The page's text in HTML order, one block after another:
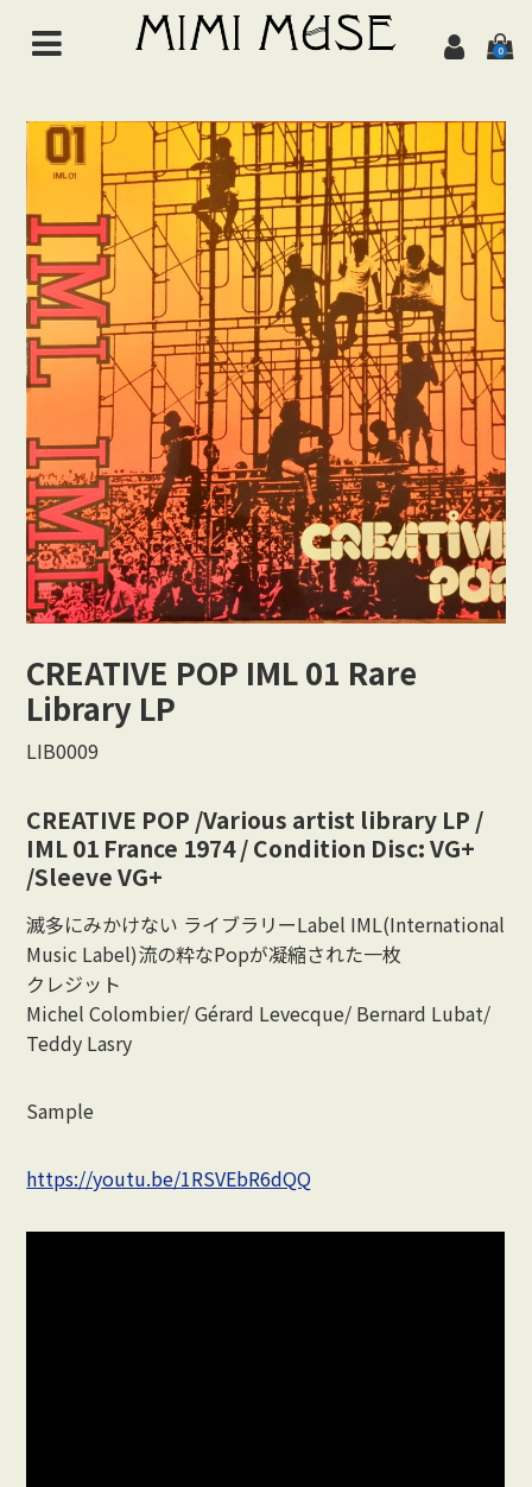
0
NEWS
ABOUT
ALL ITEMS
MUSIC
Chanson de jazz
Brazil
Latin/World
Vocal
Rock/Beat
Japan
CREATIVE POP IML 01 Rare
Library LP
LIB0009
CREATIVE POP /Various artist library LP /
IML 01 France 1974 / Condition Disc: VG+
/Sleeve VG+
滅多にみかけない ライブラリーLabel IML(International
Music Label)流の粋なPopが凝縮された一枚
クレジット
Michel Colombier/ Gérard Levecque/ Bernard Lubat/
Teddy Lasry
Sample
https://youtu.be/1RSVEbR6dQQ